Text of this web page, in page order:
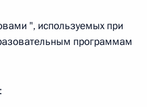
Федерации и Кабинетом
компетентных органов
", используемых при
программам